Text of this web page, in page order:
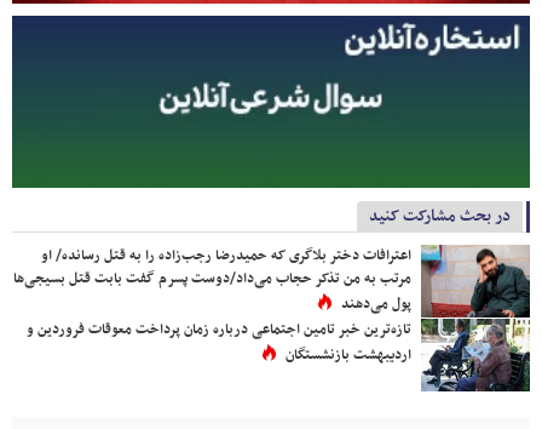
در بحث مشارکت کنید
اعترافات دختر بلاگری که حمیدرضا رجب‌زاده را به قتل رسانده/ او
مرتب به من تذکر حجاب می‌داد/دوست پسرم گفت بابت قتل بسیجی‌ها
پول می‌دهند
تازه‌ترین خبر تامین اجتماعی درباره زمان پرداخت معوقات فروردین و
اردیبهشت بازنشستگان